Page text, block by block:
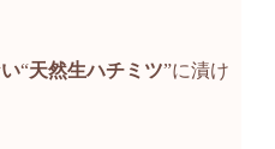
“天然生ハチミツ”に漬け